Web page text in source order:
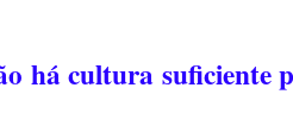
há cultura suficiente